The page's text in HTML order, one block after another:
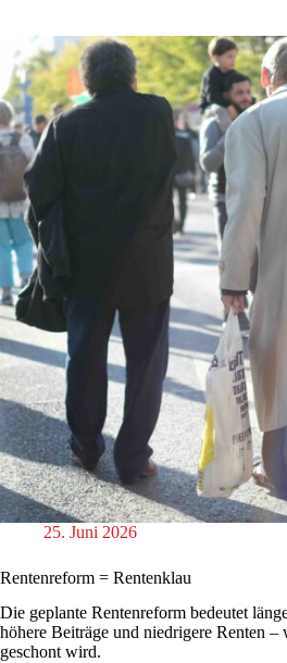
25. Juni 2026
Rentenreform = Rentenklau
Die geplante Rentenreform bedeutet
höhere Beiträge und niedrigere Renten
geschont wird.